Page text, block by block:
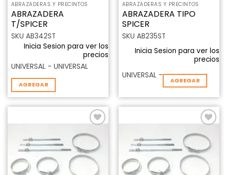
ABRAZADERAS Y PRECINTOS
ABRAZADERA
T/SPICER
SKU AB342ST
Inicia Sesion para ver los
precios
UNIVERSAL - UNIVERSAL
AGREGAR
ABRAZADERAS Y PRECINTOS
ABRAZADERA TIPO
SPICER
SKU AB235ST
Inicia Sesion para ver los
precios
UNIVERSAL -
AGREGAR
Añadir
a la
lista de
deseos
Añadir
a la
lista de
deseos